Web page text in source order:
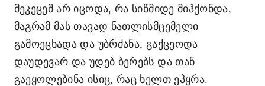
მეკეცემ არ იცოდა, რა სიწმიდე მიჰქონდა,
მაგრამ მას თავად ნათლისმცემელი
გამოეცხადა და უბრძანა, გაქცეოდა
დაუდევარ და უდებ ბერებს და თან
გაეყოლებინა ისიც, რაც ხელთ ეპყრა.